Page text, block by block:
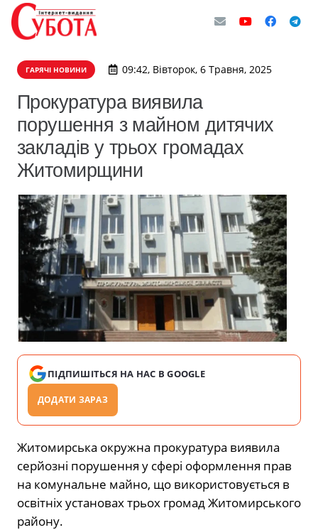
ГАРЯЧІ НОВИНИ 09:42, Вівторок, 6 Травня, 2025
Прокуратура виявила
порушення з майном дитячих
закладів у трьох громадах
Житомирщини
ПІДПИШІТЬСЯ НА НАС В GOOGLE
ДОДАТИ ЗАРАЗ
Житомирська окружна прокуратура виявила
серйозні порушення у сфері оформлення прав
на комунальне майно, що використовується в
освітніх установах трьох громад Житомирського
району.